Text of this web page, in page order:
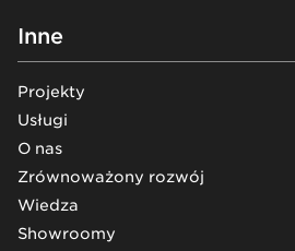
Inne
Projekty
Usługi
O nas
Zrównoważony rozwój
Wiedza
Showroomy